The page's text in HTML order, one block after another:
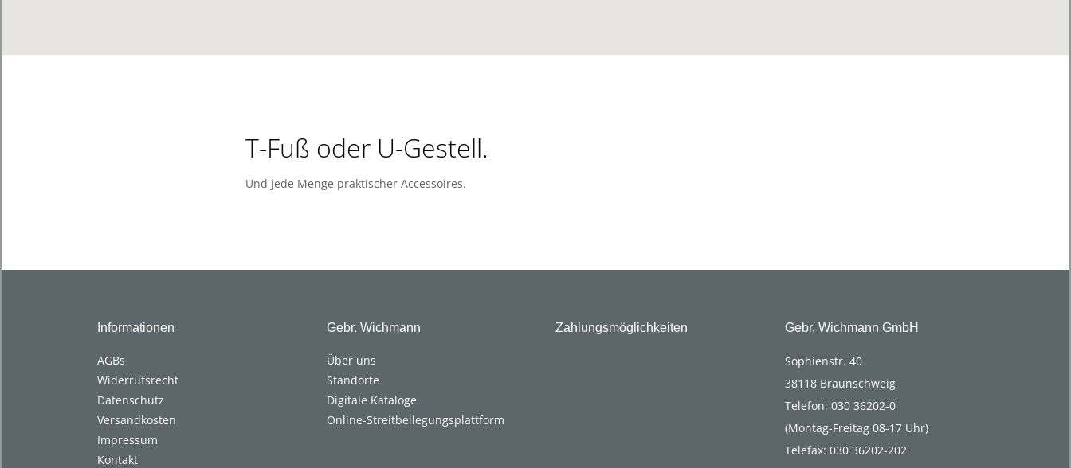
T-Fuß oder U-Gestell.
Und jede Menge praktischer Accessoires.
Informationen
AGBs
Widerrufsrecht
Datenschutz
Versandkosten
Impressum
Kontakt
Gebr. Wichmann
Über uns
Standorte
Digitale Kataloge
Online-Streitbeilegungsplattform
Zahlungsmöglichkeiten Gebr. Wichmann GmbH
Sophienstr. 40
38118 Braunschweig
Telefon: 030 36202-0
(Montag-Freitag 08-17 Uhr)
Telefax: 030 36202-202